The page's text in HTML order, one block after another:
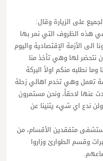
على الزيارة وقال:
في هذه الظروف التي نمر بها
الى الأزمة الإقتصادية واليوم
نتحضر لها وهي تأخذ منا
نطلبه منكم اولاً البركة
تعمل وهي تخدم اهالي زحلة
عنها لاحقاً، ونحن مستمرون
ندع اي شيء يثنينا عن
متفقدين الأقسام، من
وقسم الطوارئ وزاروا